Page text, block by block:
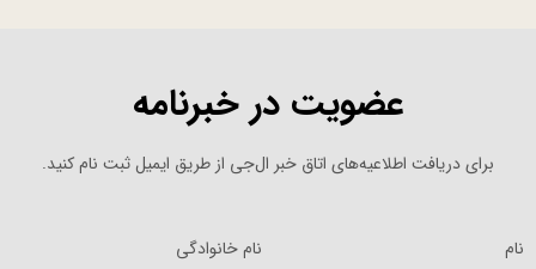
عضویت در خبرنامه
برای دریافت اطلاعیه‌های اتاق خبر ال‌جی از طریق ایمیل ثبت نام کنید.
نام نام خانوادگی